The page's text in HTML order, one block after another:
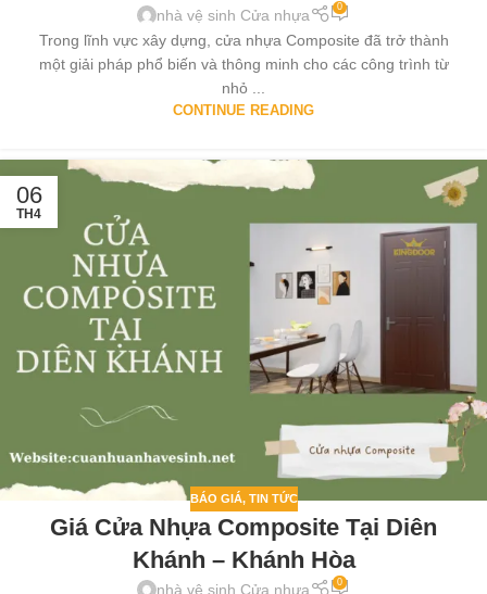
nhà vệ sinh Cửa nhựa 0
Trong lĩnh vực xây dựng, cửa nhựa Composite đã trở thành
một giải pháp phổ biến và thông minh cho các công trình từ
nhỏ ...
CONTINUE READING
06
TH4
BÁO GIÁ, TIN TỨC
Giá Cửa Nhựa Composite Tại Diên
Khánh – Khánh Hòa
nhà vệ sinh Cửa nhựa 0